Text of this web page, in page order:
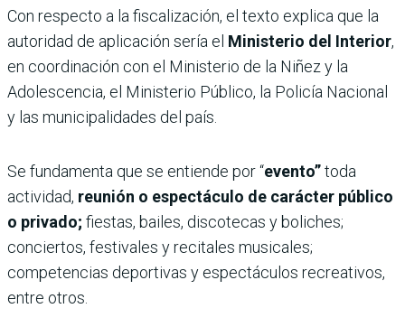
Con respecto a la fiscalización, el texto explica que la
autoridad de aplicación sería el Ministerio del Interior,
en coordinación con el Ministerio de la Niñez y la
Adolescencia, el Ministerio Público, la Policía Nacional
y las municipalidades del país.
Se fundamenta que se entiende por “evento”toda
actividad, reunión o espectáculo de carácter público
o privado; fiestas, bailes, discotecas y boliches;
conciertos, festivales y recitales musicales;
competencias deportivas y espectáculos recreativos,
entre otros.